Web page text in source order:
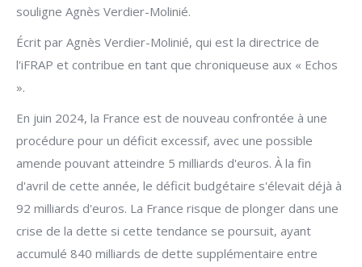
souligne Agnès Verdier-Molinié.
Écrit par Agnès Verdier-Molinié, qui est la directrice de
l'iFRAP et contribue en tant que chroniqueuse aux « Echos
».
En juin 2024, la France est de nouveau confrontée à une
procédure pour un déficit excessif, avec une possible
amende pouvant atteindre 5 milliards d'euros. À la fin
d'avril de cette année, le déficit budgétaire s'élevait déjà à
92 milliards d'euros. La France risque de plonger dans une
crise de la dette si cette tendance se poursuit, ayant
accumulé 840 milliards de dette supplémentaire entre